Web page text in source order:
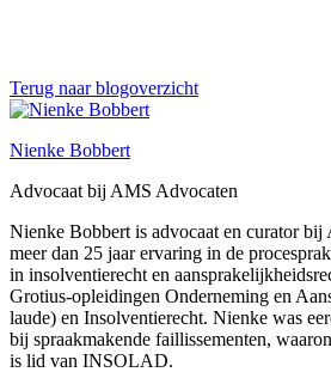
Terug naar blogoverzicht
Nienke Bobbert
Advocaat bij AMS Advocaten
Nienke Bobbert is advocaat en curator
meer dan 25 jaar ervaring in de
in insolventierecht en
Grotius-opleidingen Onderneming en
laude) en Insolventierecht. Nienke was
bij spraakmakende faillissementen,
is lid van INSOLAD.